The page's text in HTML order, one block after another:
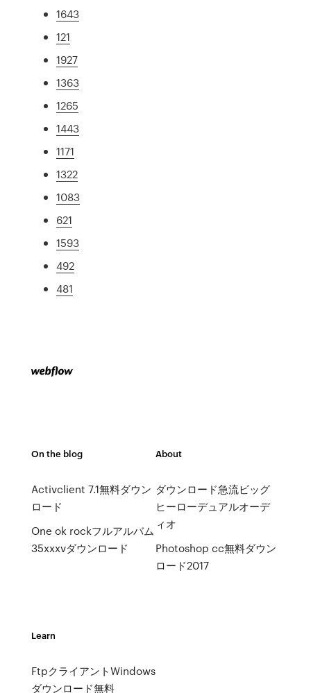
1643
121
1927
1363
1265
1443
1171
1322
1083
621
1593
492
481
On the blog
Activclient 7.1無料ダウン
ロード
One ok rockフルアルバム
35xxxvダウンロード
About
ダウンロード急流ビッグ
ヒーローデュアルオーデ
ィオ
Photoshop cc無料ダウン
ロード2017
Learn
FtpクライアントWindows
ダウンロード無料